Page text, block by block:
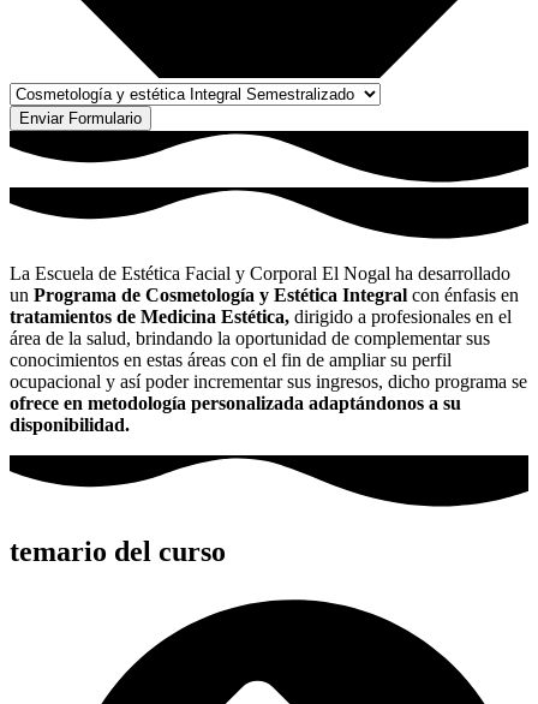
Enviar Formulario
La Escuela de Estética Facial y Corporal El Nogal ha desarrollado
un Programa de Cosmetología y Estética Integral con énfasis en
tratamientos de Medicina Estética, dirigido a profesionales en el
área de la salud, brindando la oportunidad de complementar sus
conocimientos en estas áreas con el fin de ampliar su perfil
ocupacional y así poder incrementar sus ingresos, dicho programa se
ofrece en metodología personalizada adaptándonos a su
disponibilidad.
temario del curso